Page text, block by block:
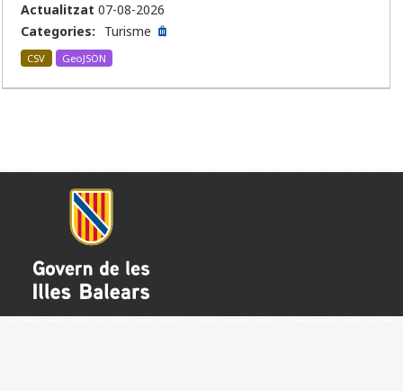
Actualitzat 07-08-2026
Categories:
Turisme
CSV GeoJSON